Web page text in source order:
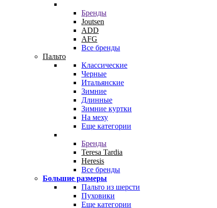
Бренды
Joutsen
ADD
AFG
Все бренды
Пальто
Классические
Черные
Итальянские
Зимние
Длинные
Зимние куртки
На меху
Еще категории
Бренды
Teresa Tardia
Heresis
Все бренды
Большие размеры
Пальто из шерсти
Пуховики
Еще категории